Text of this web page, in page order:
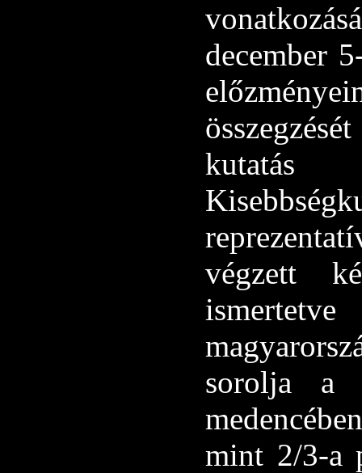
december
kutatás
végzett
sorolja a
mint 2/3-a